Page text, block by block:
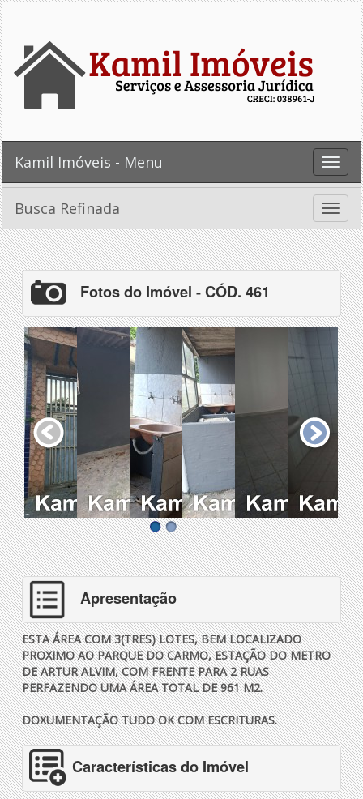
Toggle
Kamil Imóveis - Menu
Toggle
Busca Refinada
Fotos do Imóvel - CÓD. 461
Apresentação
ESTA ÁREA COM 3(TRES) LOTES, BEM LOCALIZADO
PROXIMO AO PARQUE DO CARMO, ESTAÇÃO DO METRO
DE ARTUR ALVIM, COM FRENTE PARA 2 RUAS
PERFAZENDO UMA ÁREA TOTAL DE 961 M2.
DOXUMENTAÇÃO TUDO OK COM ESCRITURAS.
Características do Imóvel